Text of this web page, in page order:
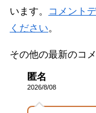
います。
コメント
ください。
その他の最新のコメ
匿名
2026/8/08